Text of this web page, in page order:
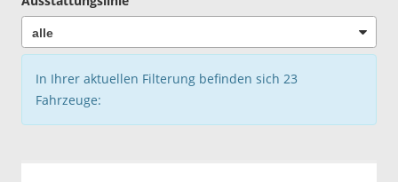
In Ihrer aktuellen Filterung befinden sich 23
Fahrzeuge: